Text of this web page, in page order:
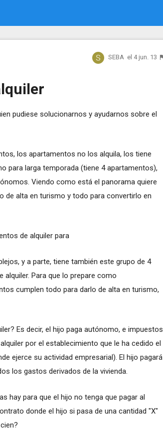
SEBA el 4 jun. 13
pudiese solucionarnos y ayudarnos sobre el
los apartamentos no los alquila, los tiene
para larga temporada (tiene 4 apartamentos),
Viendo como está el panorama quiere
de alta en turismo y todo para convertirlo en
de alquiler para
y a parte, tiene también este grupo de 4
Para que lo prepare como
cumplen todo para darlo de alta en turismo,
Es decir, el hijo paga autónomo, e impuestos
por el establecimiento que le ha cedido el
ejerce su actividad empresarial). El hijo pagará
los gastos derivados de la vivienda.
hay para que el hijo no tenga que pagar al
donde el hijo si pasa de una cantidad "X"